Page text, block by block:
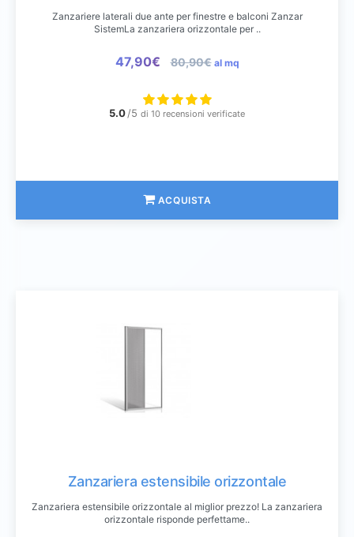
Zanzariere laterali due ante per finestre e balconi Zanzar
SistemLa zanzariera orizzontale per ..
47,90€ 80,90€ al mq
5.0/5 di 10 recensioni verificate
ACQUISTA
Zanzariera estensibile orizzontale
Zanzariera estensibile orizzontale al miglior prezzo! La zanzariera
orizzontale risponde perfettame..